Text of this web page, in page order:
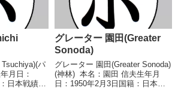
パ
月日：
日本戦績：
グレーター 園田(Greater
Sonoda)
グレーター 園田(Greater Sonoda)
(神林) 本名：園田 信夫生年月
日：1950年2月3日国籍：日本戦